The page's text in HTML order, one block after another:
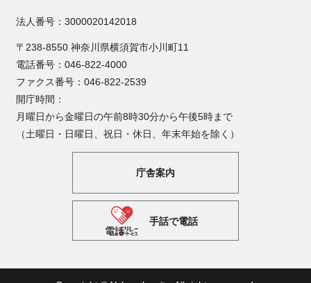
法人番号：3000020142018
〒238-8550 神奈川県横須賀市小川町11
電話番号：046-822-4000
ファクス番号：046-822-2539
開庁時間：
月曜日から金曜日の午前8時30分から午後5時まで
（土曜日・日曜日、祝日・休日、年末年始を除く）
庁舎案内
手話で電話